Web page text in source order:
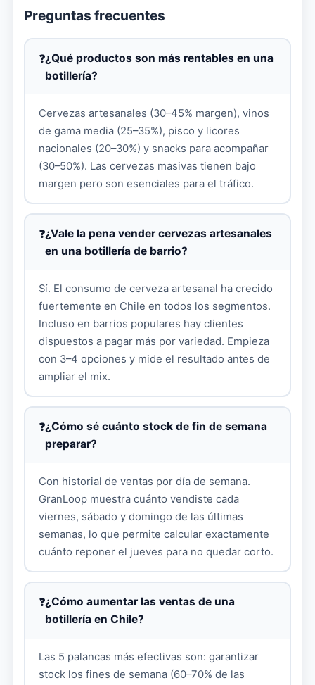
Preguntas frecuentes
¿Qué productos son más rentables en una
botillería?
Cervezas artesanales (30–45% margen), vinos
de gama media (25–35%), pisco y licores
nacionales (20–30%) y snacks para acompañar
(30–50%). Las cervezas masivas tienen bajo
margen pero son esenciales para el tráfico.
¿Vale la pena vender cervezas artesanales
en una botillería de barrio?
Sí. El consumo de cerveza artesanal ha crecido
fuertemente en Chile en todos los segmentos.
Incluso en barrios populares hay clientes
dispuestos a pagar más por variedad. Empieza
con 3–4 opciones y mide el resultado antes de
ampliar el mix.
¿Cómo sé cuánto stock de fin de semana
preparar?
Con historial de ventas por día de semana.
GranLoop muestra cuánto vendiste cada
viernes, sábado y domingo de las últimas
semanas, lo que permite calcular exactamente
cuánto reponer el jueves para no quedar corto.
¿Cómo aumentar las ventas de una
botillería en Chile?
Las 5 palancas más efectivas son: garantizar
stock los fines de semana (60–70% de las